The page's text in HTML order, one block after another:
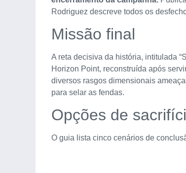
Rodriguez descreve todos os
Missão final
A reta decisiva da história, intitulada
Horizon Point, reconstruída após
diversos rasgos dimensionais
para selar as fendas.
Opções de
O guia lista cinco cenários de